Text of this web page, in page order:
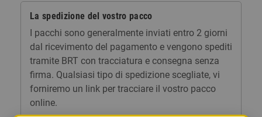
La spedizione del vostro pacco
I pacchi sono generalmente inviati entro 2 giorni
dal ricevimento del pagamento e vengono spediti
tramite BRT con tracciatura e consegna senza
firma. Qualsiasi tipo di spedizione scegliate, vi
forniremo un link per tracciare il vostro pacco
online.